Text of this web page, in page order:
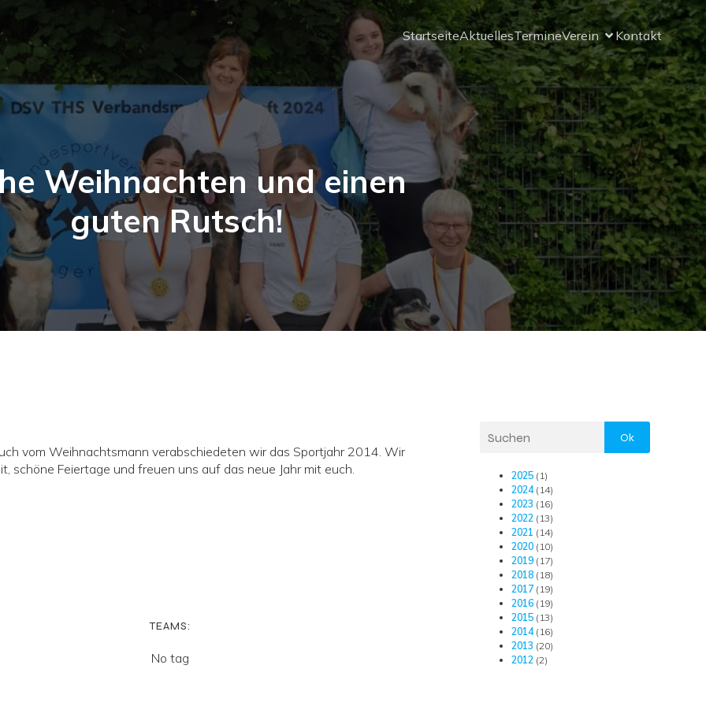
StartseiteAktuellesTermineVerein Kontakt
Weihnachten und einen
guten Rutsch!
vom Weihnachtsmann verabschiedeten wir das Sportjahr 2014. Wir
schöne Feiertage und freuen uns auf das neue Jahr mit euch.
TEAMS:
No tag
Ok
2025(1)
2024(14)
2023 (16)
2022(13)
2021 (14)
2020(10)
2019(17)
2018(18)
2017(19)
2016(19)
2015(13)
2014(16)
2013 (20)
2012(2)